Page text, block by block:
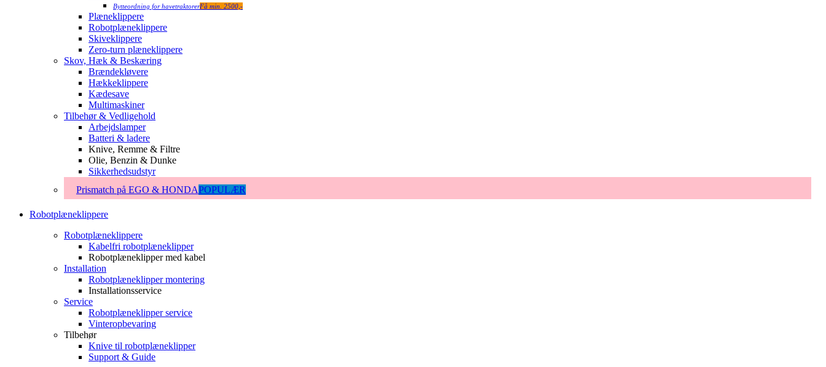
Bytteordning for havetraktorerFå min. 2500,-
Plæneklippere
Robotplæneklippere
Skiveklippere
Zero-turn plæneklippere
Skov, Hæk & Beskæring
Brændekløvere
Hækkeklippere
Kædesave
Multimaskiner
Tilbehør & Vedligehold
Arbejdslamper
Batteri & ladere
Knive, Remme & Filtre
Olie, Benzin & Dunke
Sikkerhedsudstyr
Prismatch på EGO & HONDAPOPULÆR
Robotplæneklippere
Robotplæneklippere
Kabelfri robotplæneklipper
Robotplæneklipper med kabel
Installation
Robotplæneklipper montering
Installationsservice
Service
Robotplæneklipper service
Vinteropbevaring
Tilbehør
Knive til robotplæneklipper
Support & Guide